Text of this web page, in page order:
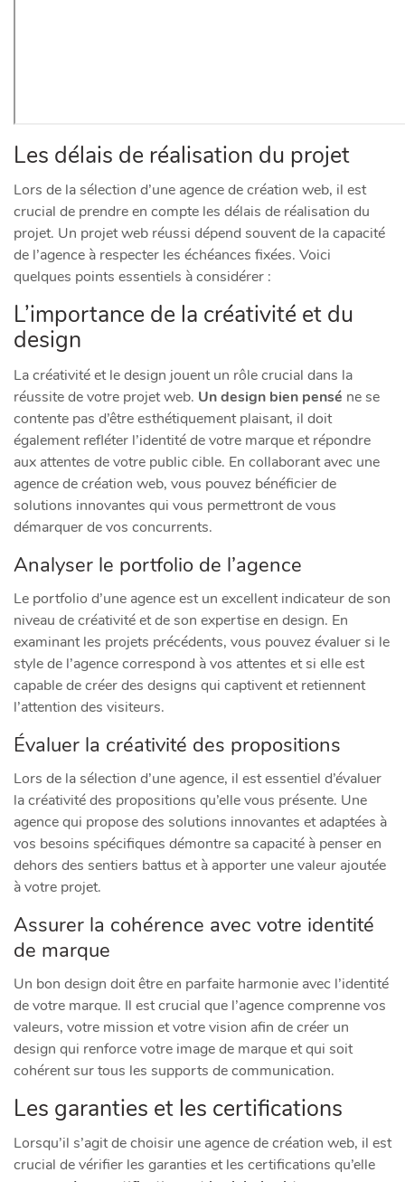
Les délais de réalisation du projet
Lors de la sélection d’une agence de création web, il est
crucial de prendre en compte les délais de réalisation du
projet. Un projet web réussi dépend souvent de la capacité
de l’agence à respecter les échéances fixées. Voici
quelques points essentiels à considérer :
L’importance de la créativité et du
design
La créativité et le design jouent un rôle crucial dans la
réussite de votre projet web. Un design bien pensé ne se
contente pas d’être esthétiquement plaisant, il doit
également refléter l’identité de votre marque et répondre
aux attentes de votre public cible. En collaborant avec une
agence de création web, vous pouvez bénéficier de
solutions innovantes qui vous permettront de vous
démarquer de vos concurrents.
Analyser le portfolio de l’agence
Le portfolio d’une agence est un excellent indicateur de son
niveau de créativité et de son expertise en design. En
examinant les projets précédents, vous pouvez évaluer si le
style de l’agence correspond à vos attentes et si elle est
capable de créer des designs qui captivent et retiennent
l’attention des visiteurs.
Évaluer la créativité des propositions
Lors de la sélection d’une agence, il est essentiel d’évaluer
la créativité des propositions qu’elle vous présente. Une
agence qui propose des solutions innovantes et adaptées à
vos besoins spécifiques démontre sa capacité à penser en
dehors des sentiers battus et à apporter une valeur ajoutée
à votre projet.
Assurer la cohérence avec votre identité
de marque
Un bon design doit être en parfaite harmonie avec l’identité
de votre marque. Il est crucial que l’agence comprenne vos
valeurs, votre mission et votre vision afin de créer un
design qui renforce votre image de marque et qui soit
cohérent sur tous les supports de communication.
Les garanties et les certifications
Lorsqu’il s’agit de choisir une agence de création web, il est
crucial de vérifier les garanties et les certifications qu’elle